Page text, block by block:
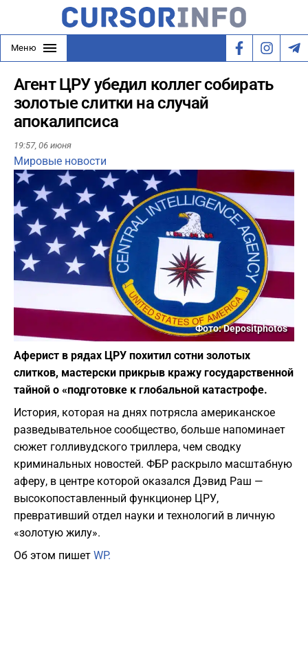
Меню
Агент ЦРУ убедил коллег собирать
золотые слитки на случай
апокалипсиса
19:57, 06 июня
Мировые новости
Фото: Depositphotos
Аферист в рядах ЦРУ похитил сотни золотых
слитков, мастерски прикрыв кражу государственной
тайной о «подготовке к глобальной катастрофе.
История, которая на днях потрясла американское
разведывательное сообщество, больше напоминает
сюжет голливудского триллера, чем сводку
криминальных новостей. ФБР раскрыло масштабную
аферу, в центре которой оказался Дэвид Раш —
высокопоставленный функционер ЦРУ,
превративший отдел науки и технологий в личную
«золотую жилу».
Об этом пишет WP.